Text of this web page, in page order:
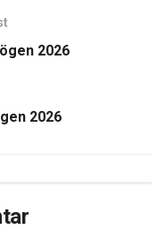
2026
2026